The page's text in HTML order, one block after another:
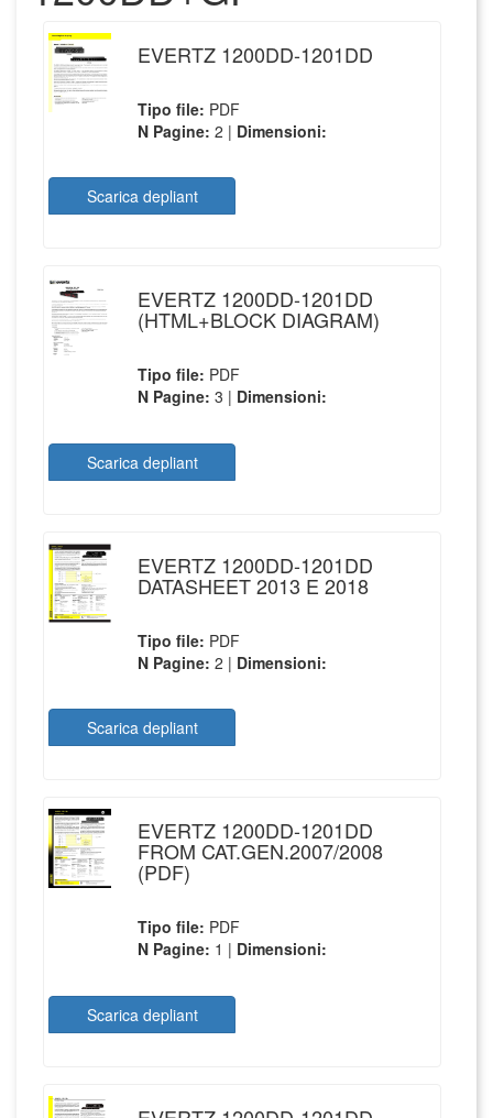
EVERTZ 1200DD-1201DD
Tipo file: PDF
N Pagine:2 | Dimensioni:
Scarica depliant
EVERTZ 1200DD-1201DD
(HTML+BLOCK DIAGRAM)
Tipo file: PDF
N Pagine:3 | Dimensioni:
Scarica depliant
EVERTZ 1200DD-1201DD
DATASHEET 2013 E 2018
Tipo file: PDF
N Pagine:2 | Dimensioni:
Scarica depliant
EVERTZ 1200DD-1201DD
FROM CAT.GEN.2007/2008
(PDF)
Tipo file: PDF
N Pagine: 1 | Dimensioni:
Scarica depliant